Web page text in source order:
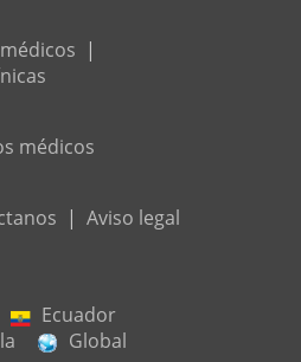
|
médicos
| Aviso legal
Ecuador
Global